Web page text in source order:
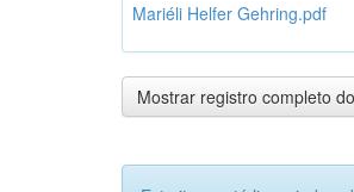
Mariéli Helfer Gehring.pdf
Mostrar registro completo